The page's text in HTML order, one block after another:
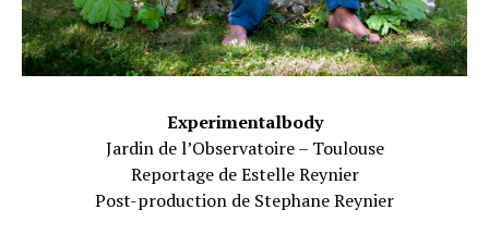
Experimentalbody
Jardin de l’Observatoire – Toulouse
Reportage de Estelle Reynier
Post-production de Stephane Reynier